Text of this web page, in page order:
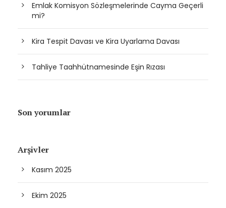
Emlak Komisyon Sözleşmelerinde Cayma Geçerli
mi?
Kira Tespit Davası ve Kira Uyarlama Davası
Tahliye Taahhütnamesinde Eşin Rızası
Son yorumlar
Arşivler
Kasım 2025
Ekim 2025